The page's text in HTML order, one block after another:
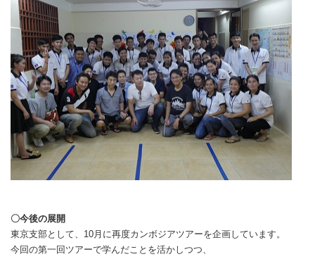
〇今後の展開
東京支部として、10月に再度カンボジアツアーを企画しています。
今回の第一回ツアーで学んだことを活かしつつ、